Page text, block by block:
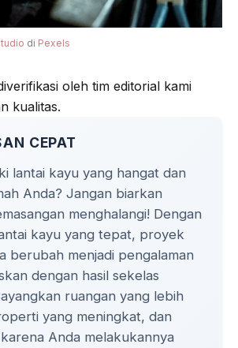
di Pexels
oleh tim editorial kami
kualitas.
CEPAT
lantai kayu yang hangat dan
Anda? Jangan biarkan
menghalangi! Dengan
kayu yang tepat, proyek
berubah menjadi pengalaman
dengan hasil sekelas
ruangan yang lebih
yang meningkat, dan
Anda melakukannya